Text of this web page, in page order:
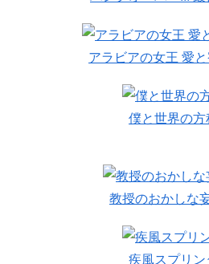
アラビアの女王 愛
僕と世界の
教授のおかしな
疾風スプリン